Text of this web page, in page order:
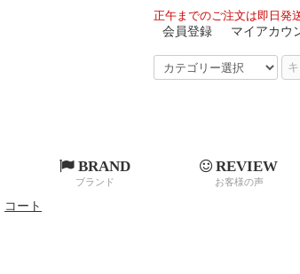
正午までのご注文は即日発
会員登録 マイアカウ
BRAND
ブランド
REVIEW
お客様の声
コート